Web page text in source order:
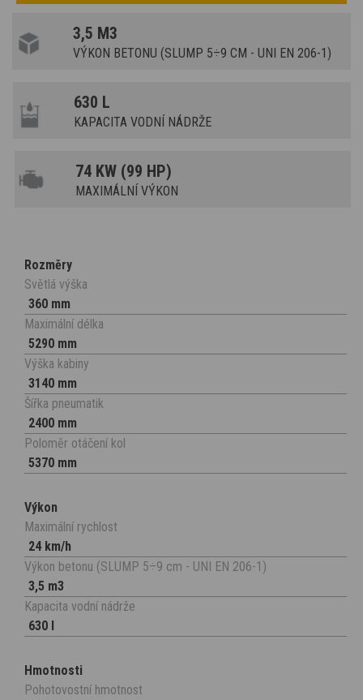
3,5 M3
VÝKON BETONU (SLUMP 5÷9 CM - UNI EN 206-1)
630 L
KAPACITA VODNÍ NÁDRŽE
74 KW (99 HP)
MAXIMÁLNÍ VÝKON
Rozměry
Světlá výška
360 mm
Maximální délka
5290 mm
Výška kabiny
3140 mm
Šířka pneumatik
2400 mm
Poloměr otáčení kol
5370 mm
Výkon
Maximální rychlost
24 km/h
Výkon betonu (SLUMP 5÷9 cm - UNI EN 206-1)
3,5 m3
Kapacita vodní nádrže
630 l
Hmotnosti
Pohotovostní hmotnost